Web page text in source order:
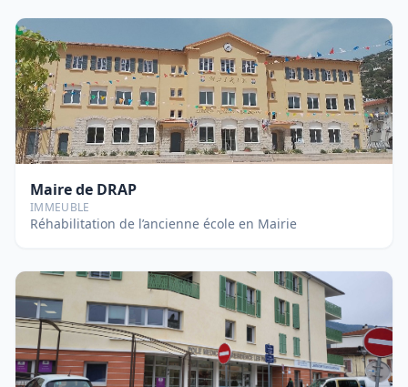
Maire de DRAP
IMMEUBLE
Réhabilitation de l’ancienne école en Mairie